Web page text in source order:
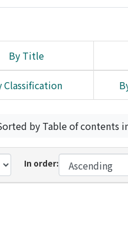
By Title
Classification
by Table of contents
In order: